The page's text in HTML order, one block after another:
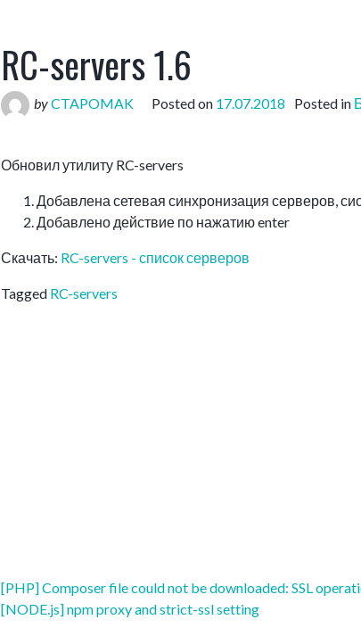
RC-servers 1.6
byCTAPOMAK Posted on 17.07.2018 Posted in
Обновил утилиту RC-servers
Добавлена сетевая синхронизация серверов,
Добавлено действие по нажатию enter
Скачать: RC-servers - список серверов
Tagged RC-servers
Навигация
по
[PHP] Composer file could not be downloaded: SSL
[NODE.js] npm proxy and strict-ssl setting